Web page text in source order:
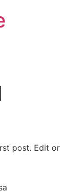
post. Edit or